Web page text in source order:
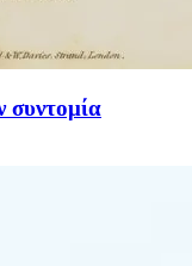
συντομία